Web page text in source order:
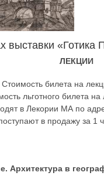
выставки «Готика
ЛЕКЦИИ
Стоимость билета на
льготного билета
в Лекории МА по
в продажу за 1
Архитектура в